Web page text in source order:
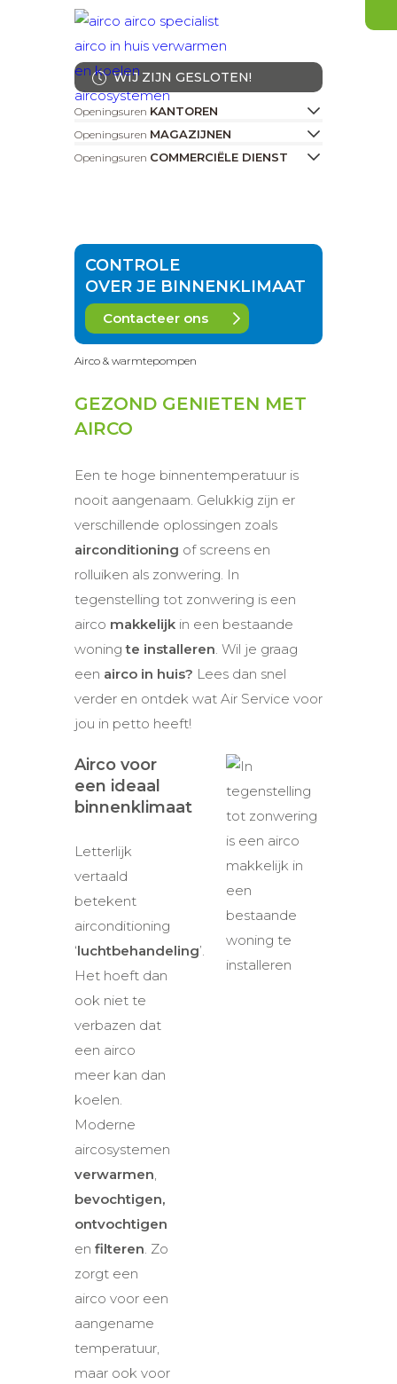
WIJ ZIJN GESLOTEN!
Openingsuren KANTOREN
Openingsuren MAGAZIJNEN
Openingsuren COMMERCIËLE DIENST
CONTROLE
OVER JE BINNENKLIMAAT
Contacteer ons
Airco & warmtepompen
GEZOND GENIETEN MET
AIRCO
Een te hoge binnentemperatuur is
nooit aangenaam. Gelukkig zijn er
verschillende oplossingen zoals
airconditioning of screens en
rolluiken als zonwering. In
tegenstelling tot zonwering is een
airco makkelijk in een bestaande
woningte installeren. Wil je graag
een airco in huis? Lees dan snel
verder en ontdek wat Air Service voor
jou in petto heeft!
Airco voor
een ideaal
binnenklimaat
Letterlijk
vertaald
betekent
airconditioning
‘luchtbehandeling’.
Het hoeft dan
ook niet te
verbazen dat
een airco
meer kan dan
koelen.
Moderne
aircosystemen
verwarmen,
bevochtigen,
ontvochtigen
en filteren. Zo
zorgt een
airco voor een
aangename
temperatuur,
maar ook voor